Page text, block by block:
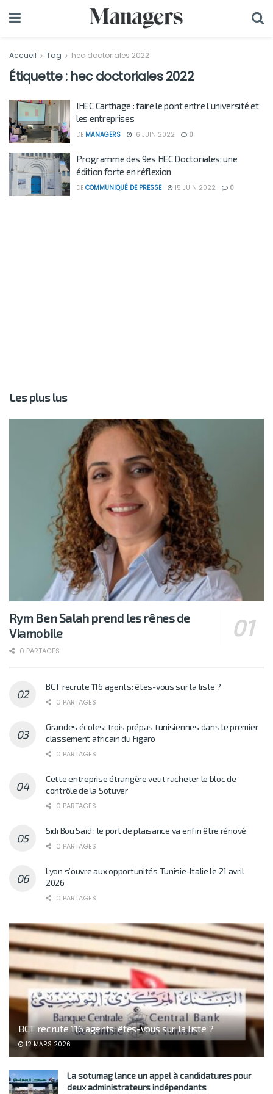
Accueil Tag hec doctoriales 2022
Étiquette : hec doctoriales 2022
IHEC Carthage : faire le pont entre l’université et
les entreprises
DE MANAGERS 16 JUIN 2022 0
Programme des 9es HEC Doctoriales: une
édition forte en réflexion
DE COMMUNIQUÉ DE PRESSE 15 JUIN 2022 0
Les plus lus
Rym Ben Salah prend les rênes de
Viamobile
0 PARTAGES
BCT recrute 116 agents: êtes-vous sur la liste ?
0 PARTAGES
Grandes écoles: trois prépas tunisiennes dans le premier
classement africain du Figaro
0 PARTAGES
Cette entreprise étrangère veut racheter le bloc de
contrôle de la Sotuver
0 PARTAGES
Sidi Bou Saïd : le port de plaisance va enfin être rénové
0 PARTAGES
Lyon s’ouvre aux opportunités Tunisie-Italie le 21 avril
2026
0 PARTAGES
BCT recrute 116 agents: êtes-vous sur la liste ?
12 MARS 2026
La sotumag lance un appel à candidatures pour
deux administrateurs indépendants